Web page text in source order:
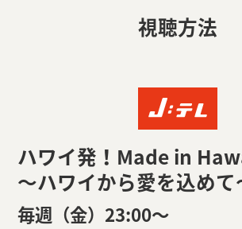
視聴方法
ハワイ発！Made in
～ハワイから愛を込めて
毎週（金）23:00〜